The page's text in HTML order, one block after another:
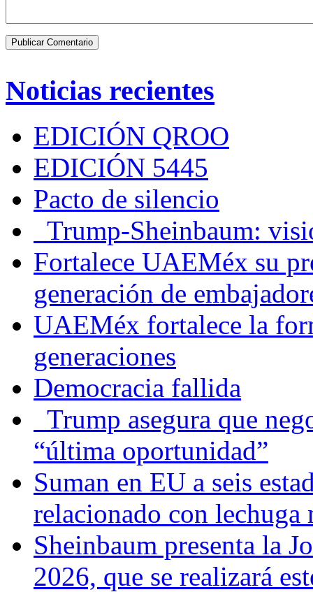
Noticias recientes
EDICIÓN QROO
EDICIÓN 5445
Pacto de silencio
Trump-Sheinbaum:
Fortalece UAEMéx su
generación de
UAEMéx fortalece la
generaciones
Democracia fallida
Trump asegura que
“última oportunidad”
Suman en EU a seis
relacionado con lechuga
Sheinbaum presenta la
2026, que se realizará